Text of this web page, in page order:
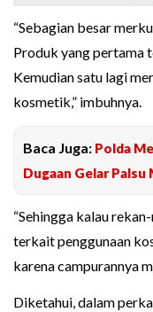
“Sebagian besar
Produk yang pertama
Kemudian satu lagi
kosmetik,” imbuhnya.
Baca Juga: Polda
Dugaan Gelar Palsu
“Sehingga kalau
terkait penggunaan
karena campurannya
Diketahui, dalam